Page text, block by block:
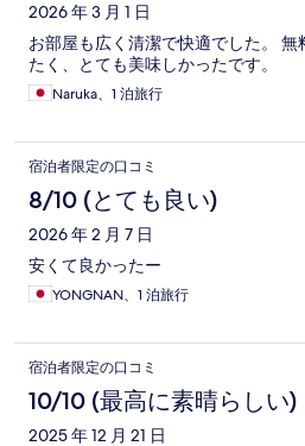
2026 年 3 月 1 日
お部屋も広く清潔で快適でした。
たく、とても美味しかったです。
Naruka、1 泊旅行
宿泊者限定の口コミ
8/10 (とても良い)
2026 年 2 月 7 日
安くて良かったー
YONGNAN、1 泊旅行
宿泊者限定の口コミ
10/10 (最高に素晴らしい)
2025 年 12 月 21 日